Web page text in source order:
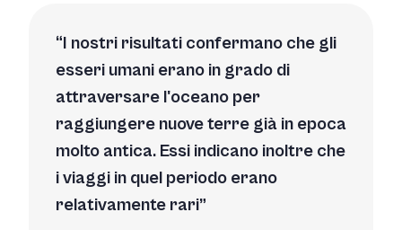
I nostri risultati confermano che gli
esseri umani erano in grado di
attraversare l'oceano per
raggiungere nuove terre già in epoca
molto antica. Essi indicano inoltre che
i viaggi in quel periodo erano
relativamente rari